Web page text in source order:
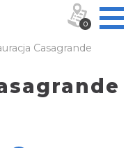
Casagrande
0